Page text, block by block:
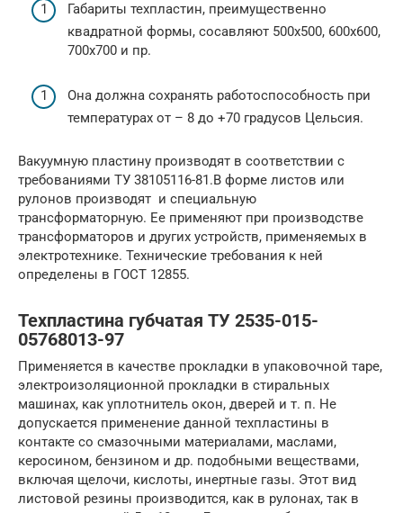
Габариты техпластин, преимущественно
квадратной формы, сосавляют 500х500, 600х600,
700х700 и пр.
Она должна сохранять работоспособность при
температурах от – 8 до +70 градусов Цельсия.
Вакуумную пластину производят в соответствии с
требованиями ТУ 38105116-81.В форме листов или
рулонов производят и специальную
трансформаторную. Ее применяют при производстве
трансформаторов и других устройств, применяемых в
электротехнике. Технические требования к ней
определены в ГОСТ 12855.
Техпластина губчатая ТУ 2535-015-
05768013-97
Применяется в качестве прокладки в упаковочной таре,
электроизоляционной прокладки в стиральных
машинах, как уплотнитель окон, дверей и т. п. Не
допускается применение данной техпластины в
контакте со смазочными материалами, маслами,
керосином, бензином и др. подобными веществами,
включая щелочи, кислоты, инертные газы. Этот вид
листовой резины производится, как в рулонах, так в